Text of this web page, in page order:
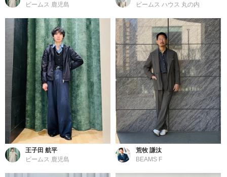
ビームス 鹿児島
ビームス ハウス 丸の内
王子田 航平
ビームス 鹿児島
荒牧 謙汰
BEAMS F